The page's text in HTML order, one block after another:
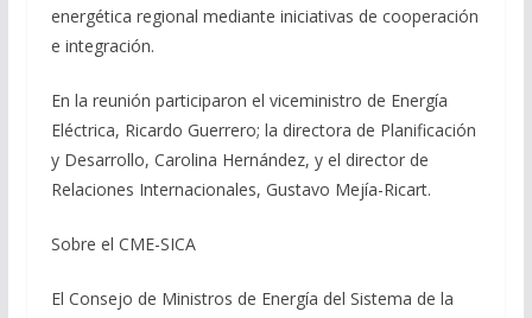
energética regional mediante iniciativas de cooperación
e integración.
En la reunión participaron el viceministro de Energía
Eléctrica, Ricardo Guerrero; la directora de Planificación
y Desarrollo, Carolina Hernández, y el director de
Relaciones Internacionales, Gustavo Mejía-Ricart.
Sobre el CME-SICA
El Consejo de Ministros de Energía del Sistema de la